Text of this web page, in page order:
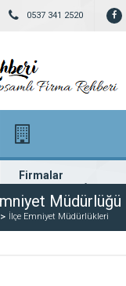
0537 341 2520
Firmalar
Yüzlerce kayıtlı firma
Müdürlüğü
İlçe Emniyet Müdürlükleri